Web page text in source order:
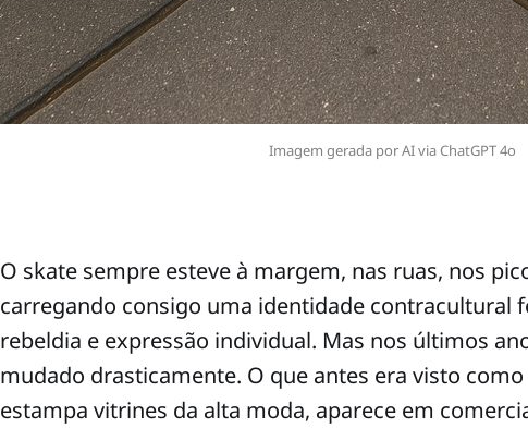
Imagem gerada por AI via ChatGPT 4o
O skate sempre esteve à margem, nas ruas, nos
carregando consigo uma identidade contracultural
rebeldia e expressão individual. Mas nos últimos
mudado drasticamente. O que antes era visto
estampa vitrines da alta moda, aparece em